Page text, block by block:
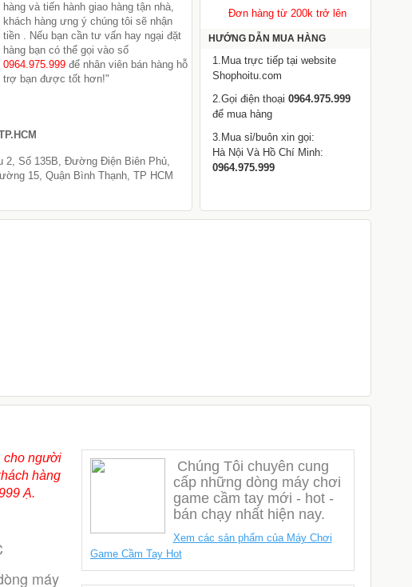
hàng và tiến hành giao hàng tận nhà,
khách hàng ưng ý chúng tôi sẽ nhận
tiền . Nếu bạn cần tư vấn hay ngại đặt
hàng bạn có thể gọi vào số
0964.975.999 để nhân viên bán hàng hỗ
trợ bạn được tốt hơn!"
2, Số 135B, Đường Điện Biên Phủ,
15, Quận Bình Thạnh, TP HCM
Đơn hàng từ 200k trở lên
HƯỚNG DẪN MUA HÀNG
1.Mua trực tiếp tại website
Shophoitu.com
2.Gọi điện thoại 0964.975.999
để mua hàng
3.Mua sỉ/buôn xin gọi:
Hà Nội Và Hồ Chí Minh:
0964.975.999
cho người
hàng
Ạ.
Chúng Tôi chuyên cung
cấp những dòng máy chơi
game cầm tay mới - hot -
bán chạy nhất hiện nay.
Xem các sản phẩm của Máy Chơi
Game Cầm Tay Hot